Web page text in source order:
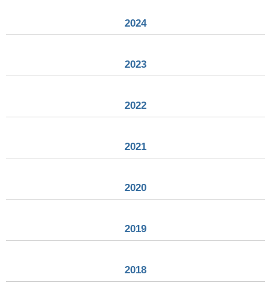
2024
2023
2022
2021
2020
2019
2018